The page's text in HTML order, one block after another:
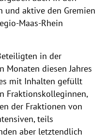
und aktive den Gremien
Maas-Rhein
in der
Monaten diesen Jahres
mit Inhalten gefüllt
Fraktionskolleginnen,
der Fraktionen von
teils
aber letztendlich